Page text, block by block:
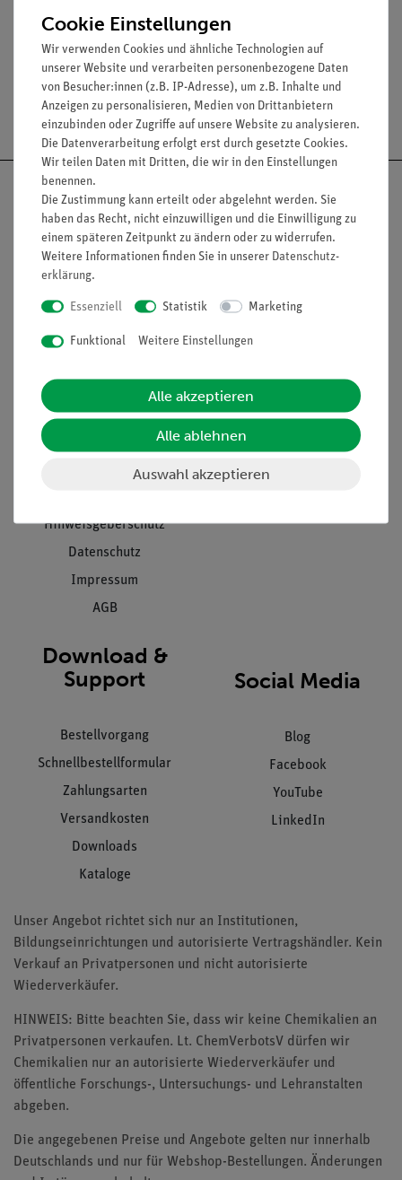
Parallelen
Versandkostenfrei ab 300,- €
Nach oben
Informationen
Projekte und Lösungen
Stellenangebote
Hinweisgeberschutz
Datenschutz
Impressum
AGB
Übersicht Service
Beratung & Showroom
Inventarisierungs- &
Download &
Support
Bestellvorgang
Schnellbestellformular
Zahlungsarten
Versandkosten
Downloads
Kataloge
Social Media
Blog
Facebook
YouTube
LinkedIn
Unser Angebot richtet sich nur an Institutionen,
Bildungseinrichtungen und autorisierte Vertragshändler. Kein
Verkauf an Privatpersonen und nicht autorisierte
Wiederverkäufer.
HINWEIS: Bitte beachten Sie, dass wir keine Chemikalien an
Privatpersonen verkaufen. Lt. ChemVerbotsV dürfen wir
Chemikalien nur an autorisierte Wiederverkäufer und
öffentliche Forschungs-, Untersuchungs- und Lehranstalten
abgeben.
Die angegebenen Preise und Angebote gelten nur innerhalb
Deutschlands und nur für Webshop-Bestellungen. Änderungen
Cookie Einstellungen
Wir verwenden Cookies und ähnliche Technologien auf
unserer Website und verarbeiten personenbezogene Daten
von Besucher:innen (z.B. IP-Adresse), um z.B. Inhalte und
Anzeigen zu personalisieren, Medien von Drittanbietern
einzubinden oder Zugriffe auf unsere Website zu analysieren.
Die Datenverarbeitung erfolgt erst durch gesetzte Cookies.
Wir teilen Daten mit Dritten, die wir in den Einstellungen
benennen.
Die Zustimmung kann erteilt oder abgelehnt werden. Sie
haben das Recht, nicht einzuwilligen und die Einwilligung zu
einem späteren Zeitpunkt zu ändern oder zu widerrufen.
Weitere Informationen finden Sie in unserer Daten­schutz­
erklärung.
Essenziell Statistik Marketing
Funktional Weitere Einstellungen
Alle akzeptieren
Alle ablehnen
Auswahl akzeptieren